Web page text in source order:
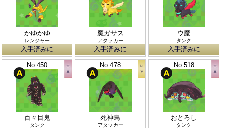
かゆかゆ
レンジャー
入手済みに
魔ガサス
アタッカー
入手済みに
ウ魔
タンク
入手済みに
No.450
百々目鬼
タンク
No.478
死神鳥
アタッカー
No.518
おとろし
タンク